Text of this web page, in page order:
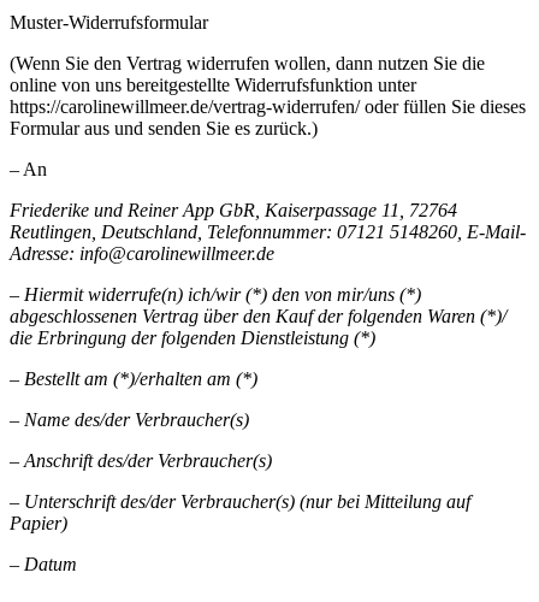
Muster-Widerrufsformular
(Wenn Sie den Vertrag widerrufen wollen, dann nutzen Sie die
online von uns bereitgestellte Widerrufsfunktion unter
https://carolinewillmeer.de/vertrag-widerrufen/ oder füllen Sie dieses
Formular aus und senden Sie es zurück.)
– An
Friederike und Reiner App GbR, Kaiserpassage 11, 72764
Reutlingen, Deutschland, Telefonnummer: 07121 5148260, E-Mail-
Adresse: info@carolinewillmeer.de
– Hiermit widerrufe(n) ich/wir (*) den von mir/uns (*)
abgeschlossenen Vertrag über den Kauf der folgenden Waren (*)/
die Erbringung der folgenden Dienstleistung (*)
– Bestellt am (*)/erhalten am (*)
– Name des/der Verbraucher(s)
– Anschrift des/der Verbraucher(s)
– Unterschrift des/der Verbraucher(s) (nur bei Mitteilung auf
Papier)
– Datum